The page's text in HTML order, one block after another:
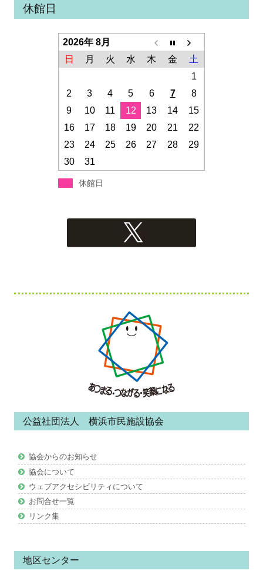
休館日
2026年 8月
日
月 火 水 木 金
土
1
2
3 4 5 6 7
8
9
10 11 12 13 14
15
16
17 18 19 20 21
22
23
24 25 26 27 28
29
30
31
休館日
テ
ツ
公益社団法人 横浜市民施設協会
協会からのお知らせ
協会について
ウェブアクセシビリティについて
お問合せ一覧
リンク集
地区センター